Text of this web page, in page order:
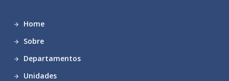
Home
Sobre
Departamentos
Unidades